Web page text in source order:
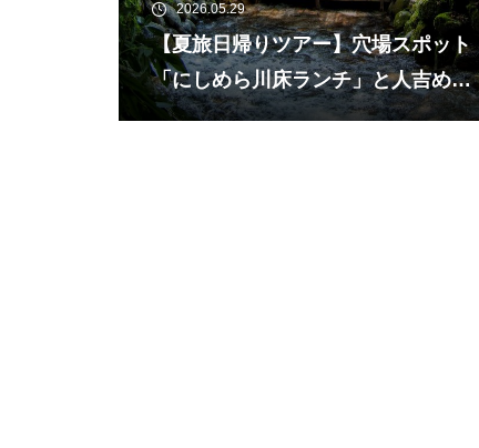
2026.05.29
【夏旅日帰りツアー】穴場スポット
「にしめら川床ランチ」と人吉めぐ
り